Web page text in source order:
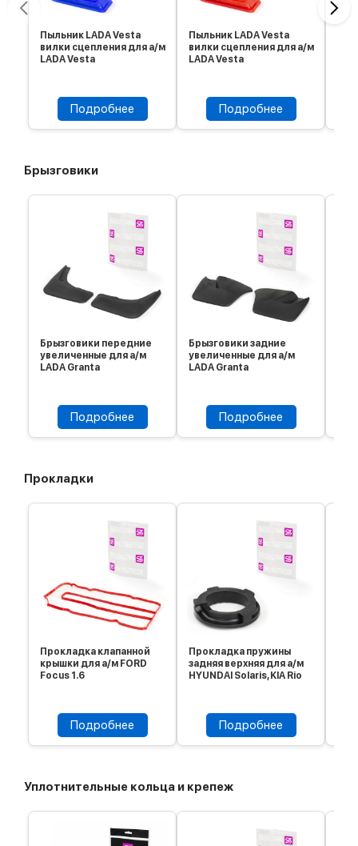
Пыльник LADA Vesta
вилки сцепления для а/м
LADA Vesta
Подробнее
Пыльник LADA Vesta
вилки сцепления для а/м
LADA Vesta
Подробнее
Брызговики
Брызговики передние
увеличенные для а/м
LADA Granta
Подробнее
Брызговики задние
увеличенные для а/м
LADA Granta
Подробнее
Прокладки
Прокладка клапанной
крышки для а/м FORD
Focus 1.6
Подробнее
Прокладка пружины
задняя верхняя для а/м
HYUNDAI Solaris, KIA Rio
Подробнее
Уплотнительные кольца и крепеж